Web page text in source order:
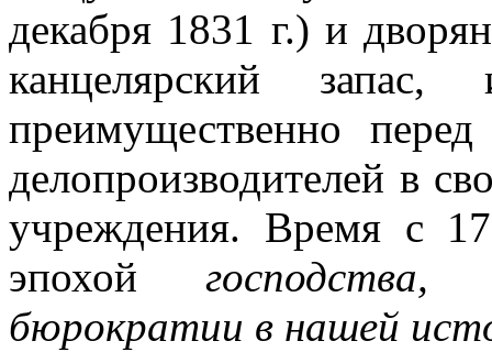
декабря 1831 г.) и
канцелярский запас,
преимущественно
делопроизводителей в
учреждения. Время с
эпохой
бюрократии в нашей